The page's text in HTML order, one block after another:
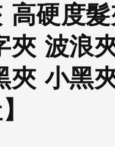
硬度
夾 波浪
夾 小黑